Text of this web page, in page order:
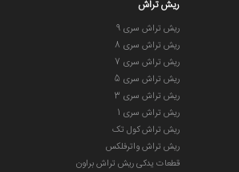
ریش تراش
ریش تراش سری 9
ریش تراش سری 8
ریش تراش سری 7
ریش تراش سری 5
ریش تراش سری 3
ریش تراش سری 1
ریش تراش کول تک
ریش تراش واترفلکس
قطعات یدکی ریش تراش براون